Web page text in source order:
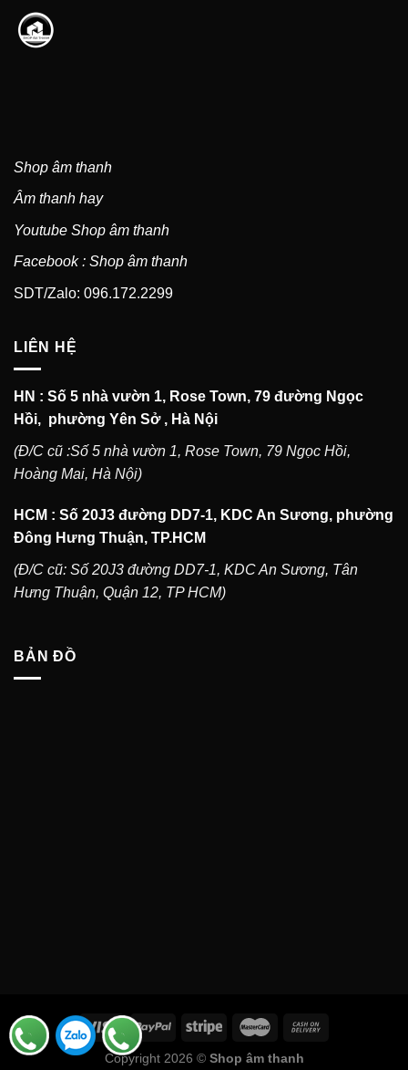
Shop âm thanh
Âm thanh hay
Youtube Shop âm thanh
Facebook : Shop âm thanh
SDT/Zalo: 096.172.2299
LIÊN HỆ
HN : Số 5 nhà vườn 1, Rose Town, 79 đường Ngọc
Hồi, phường Yên Sở , Hà Nội
(Đ/C cũ :Số 5 nhà vườn 1, Rose Town, 79 Ngọc Hồi,
Hoàng Mai, Hà Nội)
HCM : Số 20J3 đường DD7-1, KDC An Sương, phường
Đông Hưng Thuận, TP.HCM
(Đ/C cũ: Số 20J3 đường DD7-1, KDC An Sương, Tân
Hưng Thuận, Quận 12, TP HCM)
BẢN ĐỒ
Copyright 2026 © Shop âm thanh